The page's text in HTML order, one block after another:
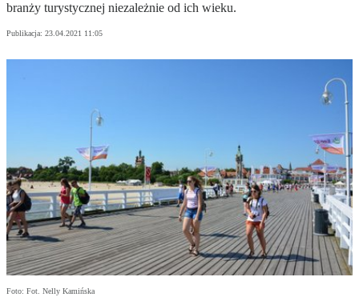
branży turystycznej niezależnie od ich wieku.
Publikacja: 23.04.2021 11:05
Foto: Fot. Nelly Kamińska